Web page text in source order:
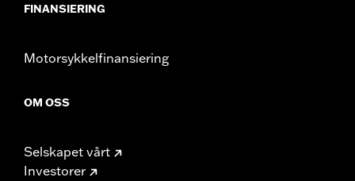
FINANSIERING
Motorsykkelfinansiering
OM OSS
Selskapet vårt
Investorer